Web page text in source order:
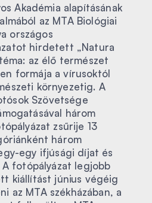
Akadémia alapításának
az MTA Biológiai
országos
hirdetett „Natura
az élő természet
formája a vírusoktól
környezetig. A
Szövetsége
három
zsűrije 13
három
egy ifjúsági díjat és
fotópályázat legjobb
kiállítást június végéig
az MTA székházában, a